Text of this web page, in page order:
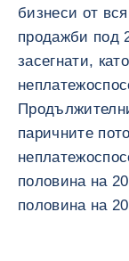
бизнеси от
продажби под
засегнати,
паричните
половина на
половина на